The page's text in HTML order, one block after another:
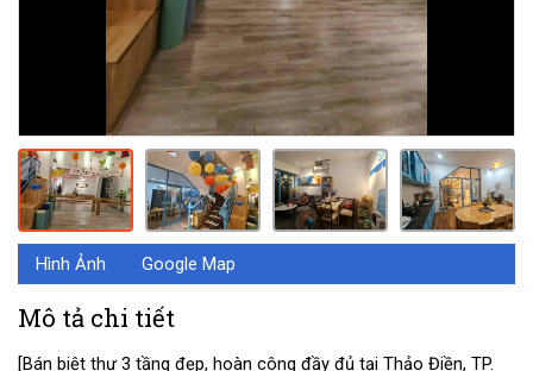
Hình Ảnh Google Map
Mô tả chi tiết
[Bán biệt thự 3 tầng đẹp, hoàn công đầy đủ tại Thảo Điền, TP.